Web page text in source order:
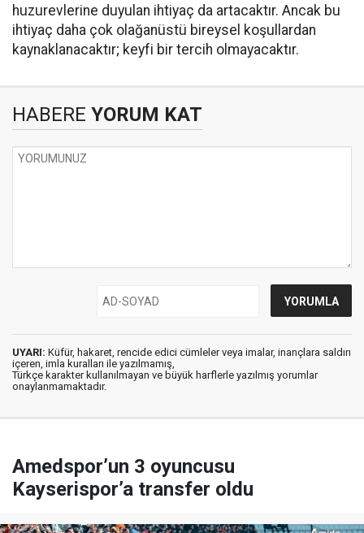
huzurevlerine duyulan ihtiyaç da artacaktır. Ancak bu
ihtiyaç daha çok olağanüstü bireysel koşullardan
kaynaklanacaktır; keyfi bir tercih olmayacaktır.
HABERE YORUM KAT
UYARI: Küfür, hakaret, rencide edici cümleler veya imalar, inançlara saldırı
içeren, imla kuralları ile yazılmamış,
Türkçe karakter kullanılmayan ve büyük harflerle yazılmış yorumlar
onaylanmamaktadır.
Amedspor’un 3 oyuncusu
Kayserispor’a transfer oldu